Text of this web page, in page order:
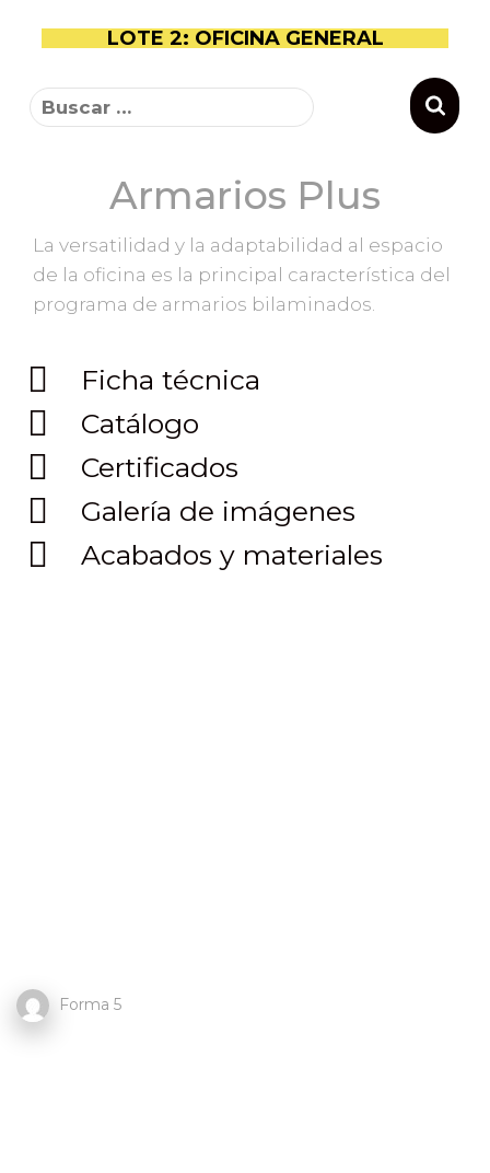
LOTE 2: OFICINA GENERAL
Armarios Plus
La versatilidad y la adaptabilidad al espacio
de la oficina es la principal característica del
programa de armarios bilaminados.
Ficha técnica
Catálogo
Certificados
Galería de imágenes
Acabados y materiales
Forma 5